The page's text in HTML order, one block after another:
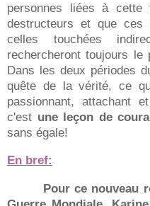
personnes liées à cette
destructeurs et que ces
celles touchées
rechercheront toujours le
Dans les deux périodes
quête de la vérité, ce
passionnant, attachant
c'est une leçon de
sans égale!
En bref:
Pour ce nouveau